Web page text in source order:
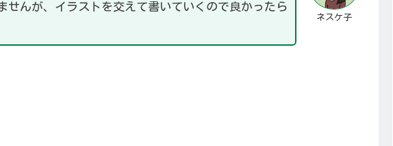
ネスケ子
せんが、イラストを交えて書いていくので良かったら